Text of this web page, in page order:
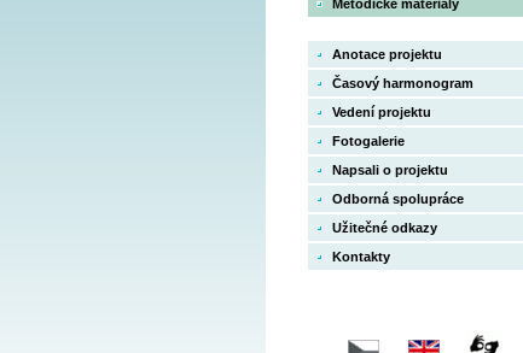
Metodické materiály
Anotace projektu
Časový harmonogram
Vedení projektu
Fotogalerie
Napsali o projektu
Odborná spolupráce
Užitečné odkazy
Kontakty